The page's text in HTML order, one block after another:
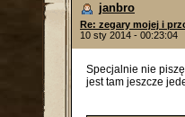
janbro
Re: zegary mojej i
10 sty 2014 - 00:23:04
Specjalnie nie
jest tam jeszcze